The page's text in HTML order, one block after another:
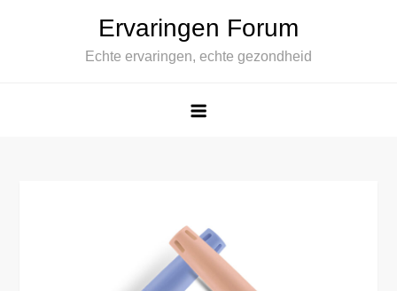
Ervaringen Forum
Echte ervaringen, echte gezondheid